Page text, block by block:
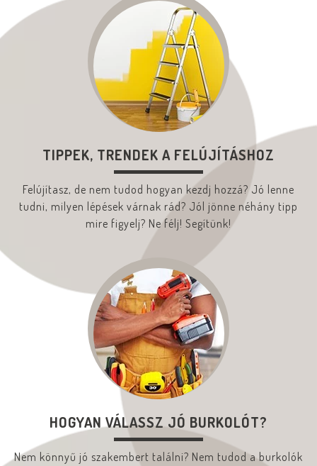
TIPPEK, TRENDEK A FELÚJÍTÁSHOZ
Felújítasz, de nem tudod hogyan kezdj hozzá? Jó lenne
tudni, milyen lépések várnak rád? Jól jönne néhány tipp
mire figyelj? Ne félj! Segítünk!
HOGYAN VÁLASSZ JÓ BURKOLÓT?
Nem könnyű jó szakembert találni? Nem tudod a burkolók